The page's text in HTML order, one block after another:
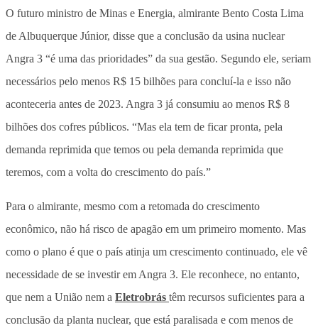
O futuro ministro de Minas e Energia, almirante Bento Costa Lima
de Albuquerque Júnior, disse que a conclusão da usina nuclear
Angra 3 “é uma das prioridades” da sua gestão. Segundo ele, seriam
necessários pelo menos R$ 15 bilhões para concluí-la e isso não
aconteceria antes de 2023. Angra 3 já consumiu ao menos R$ 8
bilhões dos cofres públicos. “Mas ela tem de ficar pronta, pela
demanda reprimida que temos ou pela demanda reprimida que
teremos, com a volta do crescimento do país.”
Para o almirante, mesmo com a retomada do crescimento
econômico, não há risco de apagão em um primeiro momento. Mas
como o plano é que o país atinja um crescimento continuado, ele vê
necessidade de se investir em Angra 3. Ele reconhece, no entanto,
que nem a União nem a Eletrobrás têm recursos suficientes para a
conclusão da planta nuclear, que está paralisada e com menos de